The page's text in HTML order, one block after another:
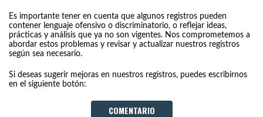
Es importante tener en cuenta que algunos registros pueden
contener lenguaje ofensivo o discriminatorio, o reflejar ideas,
prácticas y análisis que ya no son vigentes. Nos comprometemos a
abordar estos problemas y revisar y actualizar nuestros registros
según sea necesario.
Si deseas sugerir mejoras en nuestros registros, puedes escribirnos
en el siguiente botón:
COMENTARIO